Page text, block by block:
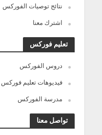
نتائج توصيات الفوركس
اشترك معنا
تعليم فوركس
دروس الفوركس
فيديوهات تعليم فوركس
مدرسة الفوركس
تواصل معنا